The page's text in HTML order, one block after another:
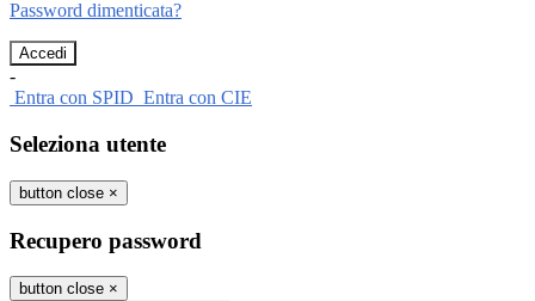
Password dimenticata?
-
Entra con SPID Entra con CIE
Seleziona utente
button close ×
Recupero password
button close ×